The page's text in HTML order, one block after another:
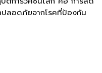
ลอดภัยจากโรคที่ป้องกัน